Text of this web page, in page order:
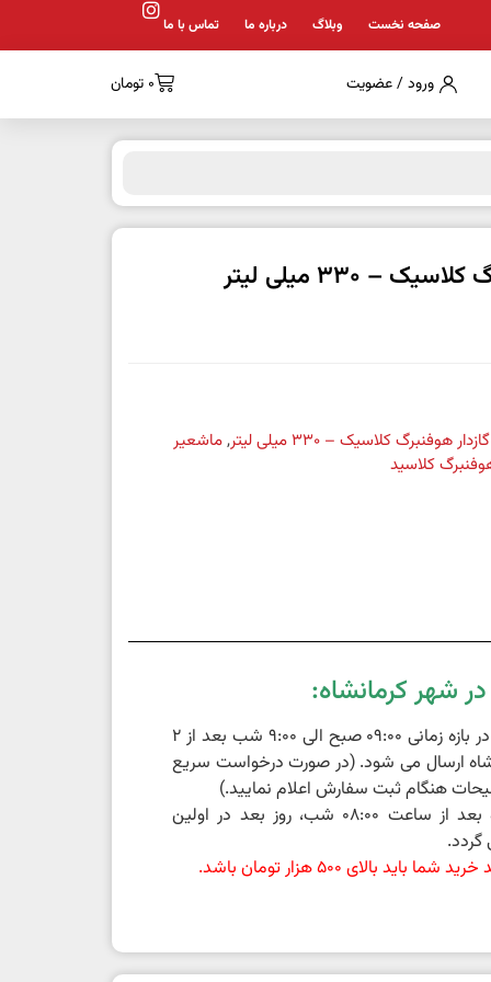
صفحه نخست وبلاگ درباره ما تماس با ما
ورود / عضویت 0 تومان
– 330 میلی لیتر
هوفنبرگ کلاسیک – 330 میلی لیتر ,ماشعیر
کلاسید
شهر کرمانشاه:
سفارشات ثبت شده در بازه زمانی 09:00 صبح الی 9:00 شب بعد از 2
ارسال می شود. (در صورت درخواست سریع
هنگام ثبت سفارش اعلام نمایید.)
سفارشات ثبت شده بعد از ساعت 08:00 شب، روز بعد در اولین
بالای 500 هزار تومان باشد.